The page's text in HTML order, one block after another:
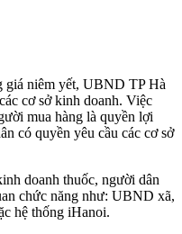
giá niêm yết, UBND TP Hà
cơ sở kinh doanh. Việc
mua hàng là quyền lợi
có quyền yêu cầu các cơ sở
doanh thuốc, người dân
chức năng như: UBND xã,
hệ thống iHanoi.